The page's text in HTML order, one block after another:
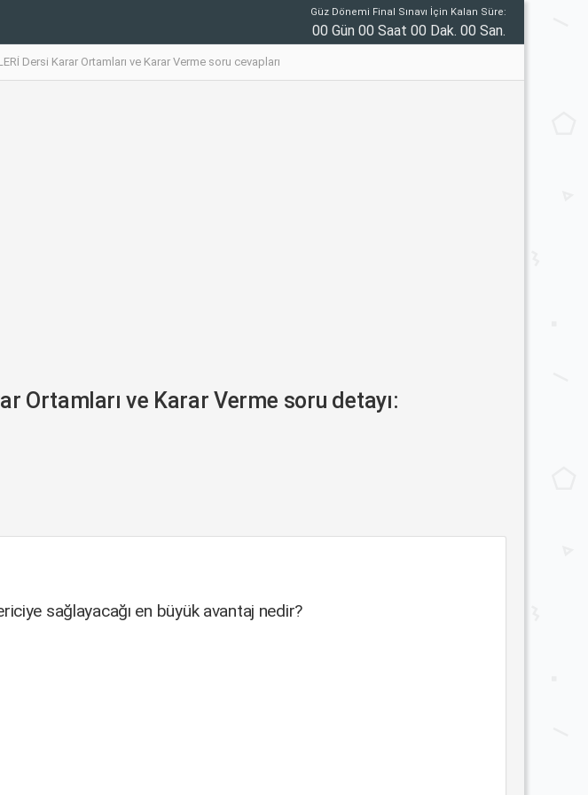
Güz Dönemi Final Sınavı İçin Kalan Süre:
00 Gün 00 Saat 00 Dak. 00 San.
Dersi Karar Ortamları ve Karar Verme soru cevapları
Ortamları ve Karar Verme soru detayı:
sağlayacağı en büyük avantaj nedir?